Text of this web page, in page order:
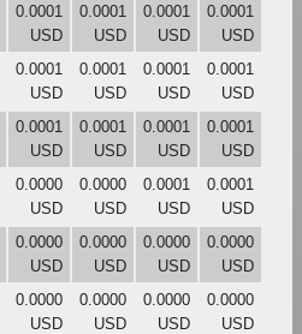
0.0001
USD
0.0001
USD
0.0001
USD
0.0001
USD
0.0001
USD
0.0001
USD
0.0001
USD
0.0001
USD
0.0001
USD
0.0001
USD
0.0001
USD
0.0001
USD
0.0000
USD
0.0000
USD
0.0001
USD
0.0001
USD
0.0000
USD
0.0000
USD
0.0000
USD
0.0000
USD
0.0000
USD
0.0000
USD
0.0000
USD
0.0000
USD